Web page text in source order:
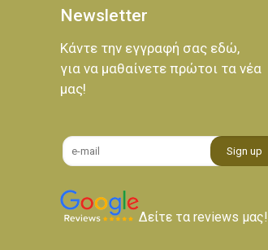
Newsletter
Κάντε την εγγραφή σας εδώ,
για να μαθαίνετε πρώτοι τα νέα
μας!
Δείτε τα reviews μας!